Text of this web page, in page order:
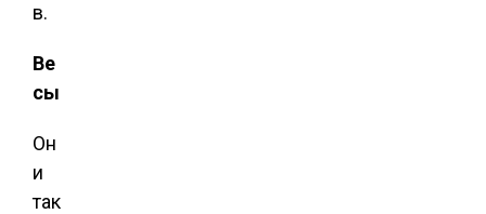
в.
Ве
сы
Он
и
так